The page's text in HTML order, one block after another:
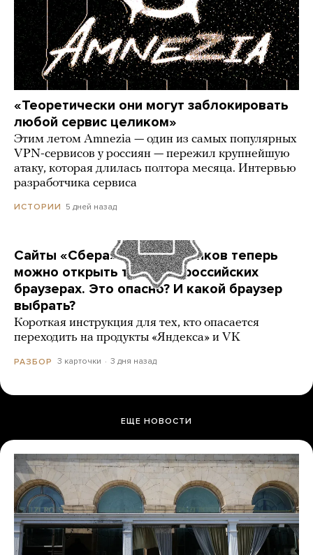
«Теоретически они могут заблокировать
любой сервис целиком»
Этим летом Amnezia — один из самых популярных
VPN-сервисов у россиян — пережил крупнейшую
атаку, которая длилась полтора месяца. Интервью
разработчика сервиса
ИСТОРИИ 5 дней назад
Сайты «Сбера» и других банков теперь
можно открыть только в российских
браузерах. Это опасно? И какой браузер
выбрать?
Короткая инструкция для тех, кто опасается
переходить на продукты «Яндекса» и VK
РАЗБОР 3 карточки 3 дня назад
ЕЩЕ НОВОСТИ